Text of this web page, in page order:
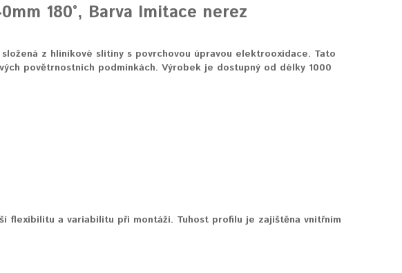
180°, Barva Imitace nerez
z hliníkové slitiny s povrchovou úpravou elektrooxidace. Tato
povětrnostních podmínkách. Výrobek je dostupný od délky 1000
flexibilitu a variabilitu při montáži. Tuhost profilu je zajištěna vnitřním